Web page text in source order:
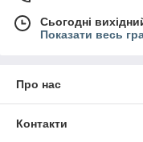
Сьогодні
Показати весь
Про нас
Контакти